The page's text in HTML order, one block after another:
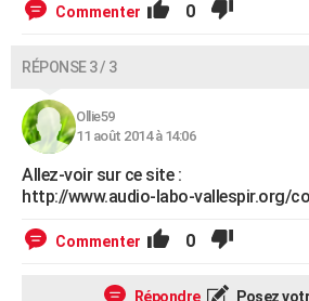
Commenter 0
RÉPONSE 3 / 3
Ollie59
11 août 2014 à 14:06
Allez-voir sur ce site :
http://www.audio-labo-vallespir.org/
Commenter 0
Répondre Posez